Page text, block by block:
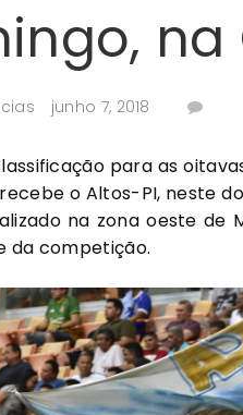
na
junho 7, 2018
para as
o Altos-PI, neste
na zona oeste de
da competição.